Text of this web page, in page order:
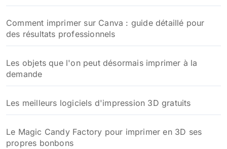
Comment imprimer sur Canva : guide détaillé pour
des résultats professionnels
Les objets que l'on peut désormais imprimer à la
demande
Les meilleurs logiciels d'impression 3D gratuits
Le Magic Candy Factory pour imprimer en 3D ses
propres bonbons